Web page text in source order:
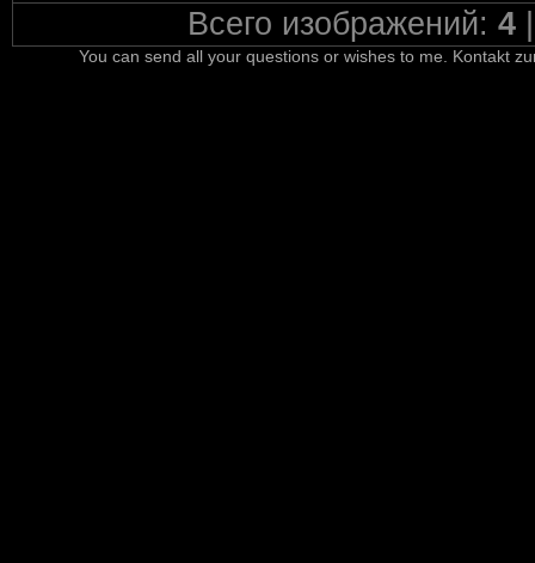
Всего изображений: 4
You can send all your questions or wishes to me. Kontakt